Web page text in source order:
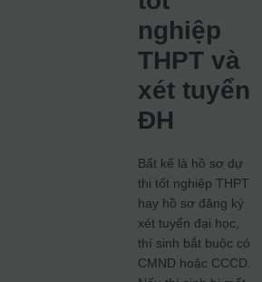
nghiệp
THPT và
xét tuyển
ĐH
Bất kể là hồ sơ dự
thi tốt nghiệp THPT
hay hồ sơ đăng ký
xét tuyển đại học,
thí sinh bắt buộc có
CMND hoặc CCCD.